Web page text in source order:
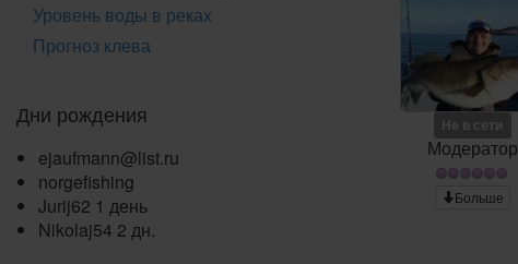
Не в сети
Модератор
Больше
Уровень воды в реках
Прогноз клева
Дни рождения
ejaufmann@list.ru
norgefishing
Jurij62 1 день
Nikolaj54 2 дн.